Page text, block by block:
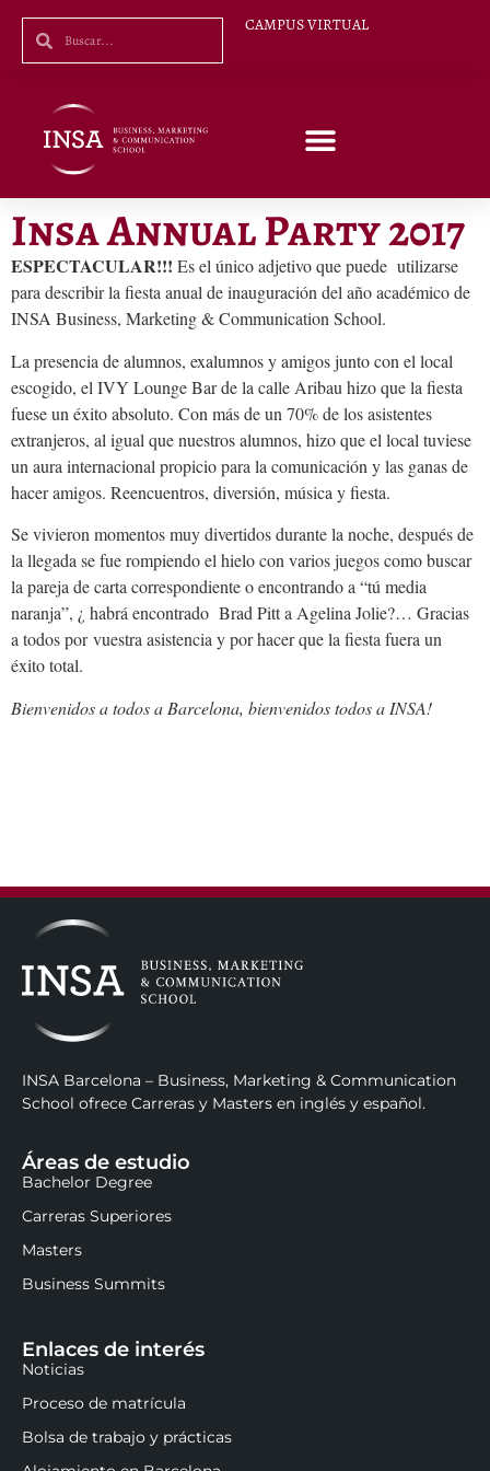
CAMPUS VIRTUAL
Insa Annual Party 2017
ESPECTACULAR!!! Es el único adjetivo que puede utilizarse
para describir la fiesta anual de inauguración del año académico de
INSA Business, Marketing & Communication School.
La presencia de alumnos, exalumnos y amigos junto con el local
escogido, el IVY Lounge Bar de la calle Aribau hizo que la fiesta
fuese un éxito absoluto. Con más de un 70% de los asistentes
extranjeros, al igual que nuestros alumnos, hizo que el local tuviese
un aura internacional propicio para la comunicación y las ganas de
hacer amigos. Reencuentros, diversión, música y fiesta.
Se vivieron momentos muy divertidos durante la noche, después de
la llegada se fue rompiendo el hielo con varios juegos como buscar
la pareja de carta correspondiente o encontrando a “tú media
naranja”, ¿ habrá encontrado Brad Pitt a Agelina Jolie?… Gracias
a todos por vuestra asistencia y por hacer que la fiesta fuera un
éxito total.
Bienvenidos a todos a Barcelona, bienvenidos todos a INSA!
INSA Barcelona – Business, Marketing & Communication
School ofrece Carreras y Masters en inglés y español.
Áreas de estudio
Bachelor Degree
Carreras Superiores
Masters
Business Summits
Enlaces de interés
Noticias
Proceso de matrícula
Bolsa de trabajo y prácticas